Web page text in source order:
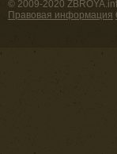
© 2009-2020
Правовая информация